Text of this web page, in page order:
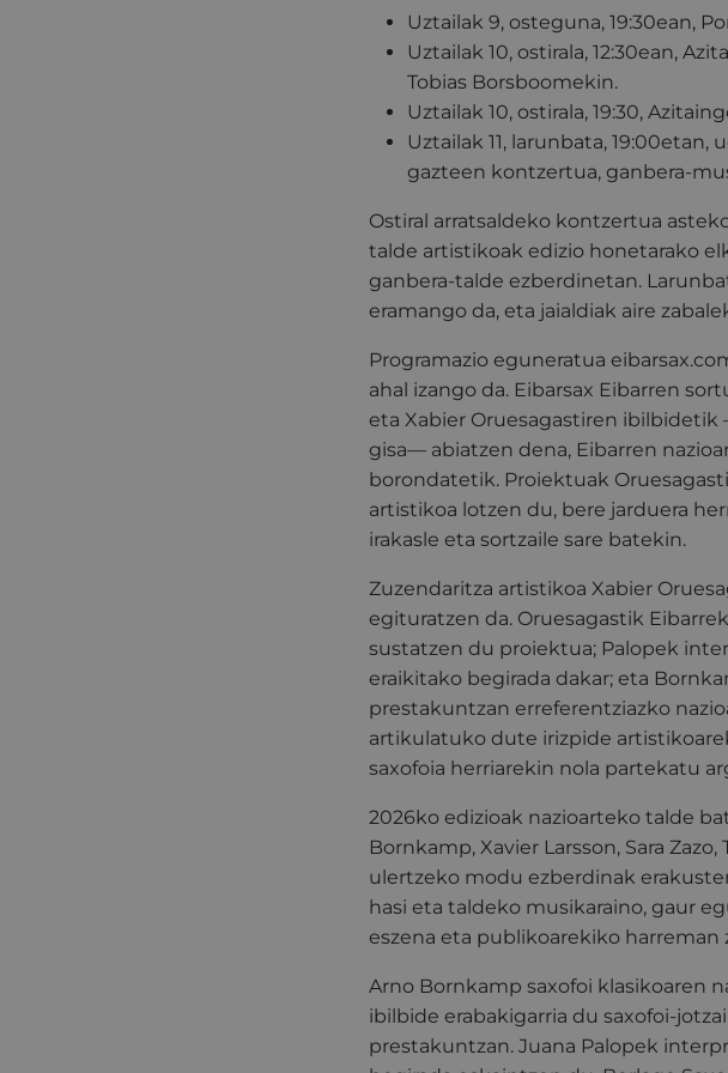
Uztailak 9, osteguna, 19:30ean,
Uztailak 10, ostirala, 12:30ean,
Tobias Borsboomekin.
Uztailak 10, ostirala, 19:30,
Uztailak 11, larunbata,
gazteen kontzertua, ganbera-
Ostiral arratsaldeko kontzertua
talde artistikoak edizio honetarako
ganbera-talde ezberdinetan.
eramango da, eta jaialdiak aire
Programazio eguneratua
ahal izango da. Eibarsax Eibarren
eta Xabier Oruesagastiren
gisa— abiatzen dena, Eibarren
borondatetik. Proiektuak
artistikoa lotzen du, bere jarduera
irakasle eta sortzaile sare batekin.
Zuzendaritza artistikoa Xabier
egituratzen da. Oruesagastik
sustatzen du proiektua; Palopek
eraikitako begirada dakar; eta
prestakuntzan erreferentziazko
artikulatuko dute irizpide
saxofoia herriarekin nola partekatu
2026ko edizioak nazioarteko talde
Bornkamp, Xavier Larsson, Sara
ulertzeko modu ezberdinak
hasi eta taldeko musikaraino, gaur
eszena eta publikoarekiko harreman
Arno Bornkamp saxofoi klasikoaren
ibilbide erabakigarria du saxofoi-
prestakuntzan. Juana Palopek